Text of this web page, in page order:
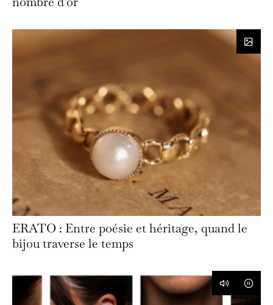
ERATO : Entre poésie et héritage, quand le
bijou traverse le temps